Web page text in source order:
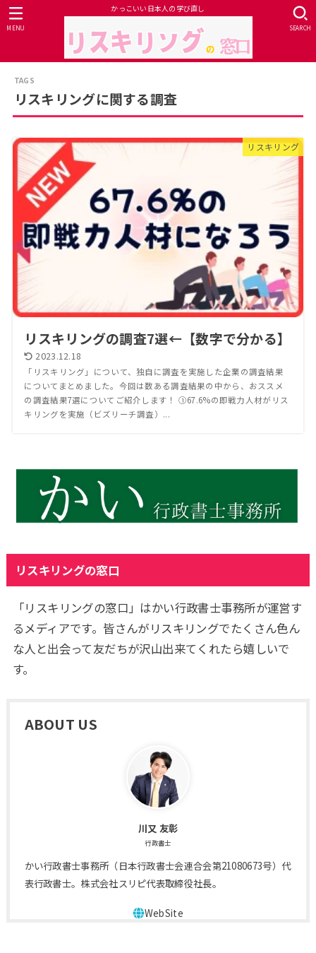
かっこいい日本人の学び直し
SEARCH
MENU
リスキリングに関する調査
リスキリング
リスキリングの調査7選←【数字で分かる】
2023.12.18
「リスキリング」について、独自に調査を実施した企業の調査結果
についてまとめました。今回は数ある調査結果の中から、おススメ
の調査結果7選についてご紹介します！ ①67.6%の即戦力人材がリス
キリングを実施（ビズリーチ調査）...
リスキリングの窓口
「リスキリングの窓口」はかい行政書士事務所が運営す
るメディアです。皆さんがリスキリングでたくさん色ん
な人と出会って友だちが沢山出来てくれたら嬉しいで
す。
ABOUT US
川又 友彰
行政書士
かい行政書士事務所（日本行政書士会連合会第21080673号）代
表行政書士。株式会社スリピ代表取締役社長。